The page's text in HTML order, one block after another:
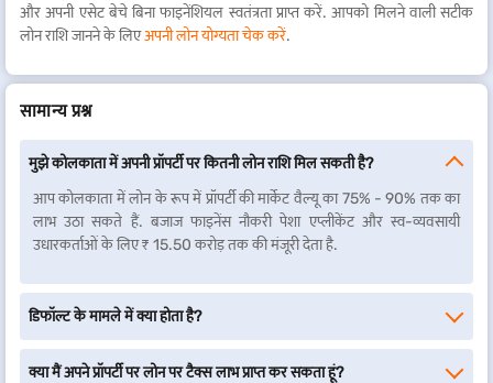
सूरत में प्रॉपर्टी पर लोन
और अपनी एसेट बेचे बिना फाइनेंशियल स्वतंत्रता प्राप्त करें. आपको मिलने वाली सटीक
लोन राशि जानने के लिएअपनी लोन योग्यता चेक करें.
सामान्य प्रश्न
मुझे कोलकाता में अपनी प्रॉपर्टी पर कितनी लोन राशि मिल सकती है?
आप कोलकाता में लोन के रूप में प्रॉपर्टी की मार्केट वैल्यू का 75% - 90% तक का
लाभ उठा सकते हैं. बजाज फाइनेंस नौकरी पेशा एप्लीकेंट और स्व-व्यवसायी
उधारकर्ताओं के लिए ₹ 15.50 करोड़ तक की मंजूरी देता है.
डिफॉल्ट के मामले में क्या होता है?
क्या मैं अपने प्रॉपर्टी पर लोन पर टैक्स लाभ प्राप्त कर सकता हूं?